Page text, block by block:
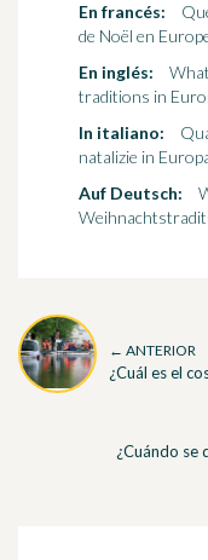
En francés:
de Noël en
En inglés:
traditions in
In italiano:
natalizie in
Auf Deutsch:
← ANTERIOR
¿Cuál es el
¿Cuándo se